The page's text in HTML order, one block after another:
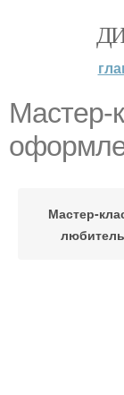
Мастер-
Мастер-